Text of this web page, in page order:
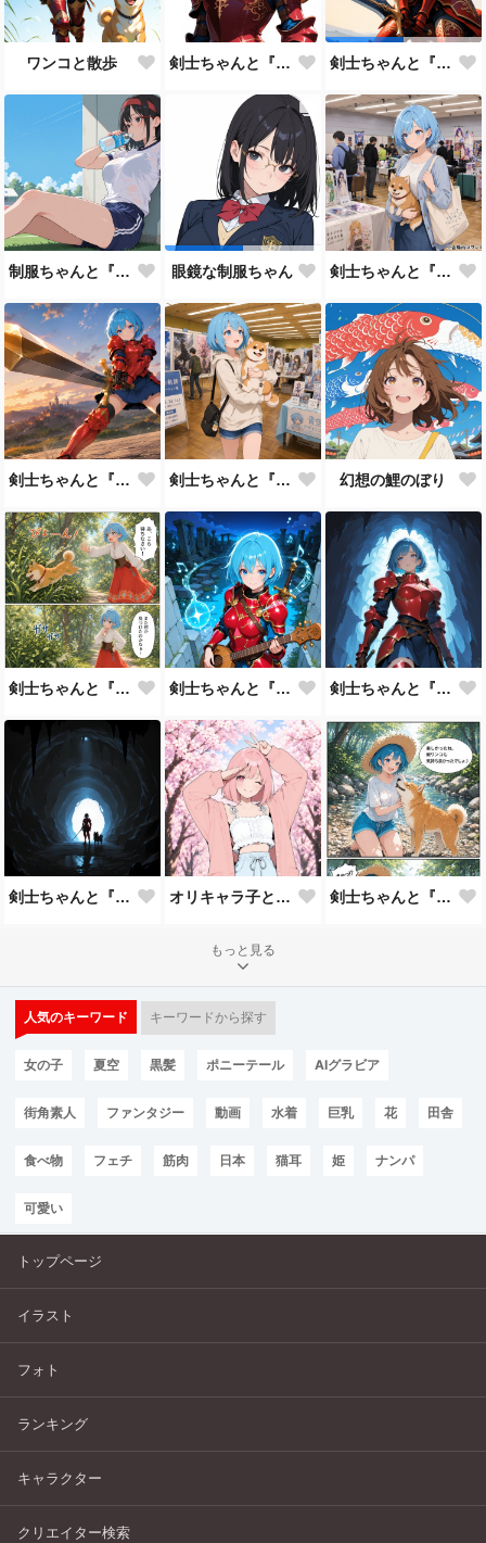
ワンコと散歩 剣士ちゃんと『新モデル』 剣士ちゃんと『新しいモデル』
制服ちゃんと『休憩中』 眼鏡な制服ちゃん 剣士ちゃんと『AIキャラクターフェスティバル』
剣士ちゃんと『ダイナミック』 剣士ちゃんと『フェス』 in すみだ産業会館 幻想の鯉のぼり
剣士ちゃんと『緑』の草むら 剣士ちゃんと『音楽』 剣士ちゃんと『光と闇』のおまけ
剣士ちゃんと『光と闇』 オリキャラ子と『春コーデ』 剣士ちゃんと『水遊び』のおまけ
もっと見る
人気のキーワード キーワードから探す
女の子 夏空 黒髪 ポニーテール AIグラビア
街角素人 ファンタジー 動画 水着 巨乳 花 田舎
食べ物 フェチ 筋肉 日本 猫耳 姫 ナンパ
可愛い
トップページ
イラスト
フォト
ランキング
キャラクター
クリエイター検索